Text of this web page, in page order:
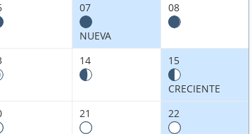
07
NUEVA
08
14 15
CRECIENTE
21 22